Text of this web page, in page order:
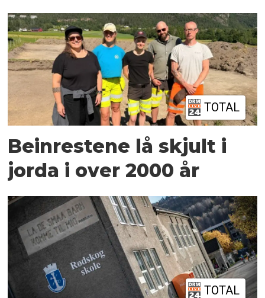
TOTAL
Beinrestene lå skjult i
jorda i over 2000 år
TOTAL